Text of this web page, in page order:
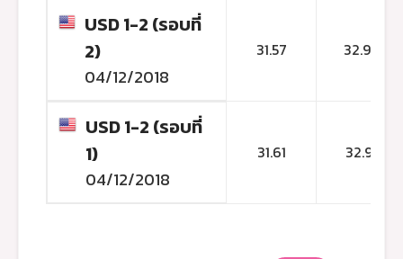
USD 1-2 (รอบที่
2)
04/12/2018
31.57 32.92
USD 1-2 (รอบที่
1)
04/12/2018
31.61 32.91